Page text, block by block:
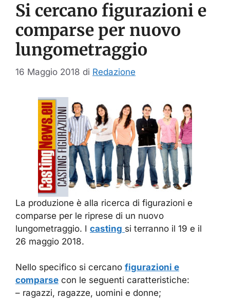
Si cercano figurazioni e
comparse per nuovo
lungometraggio
16 Maggio 2018 di Redazione
La produzione è alla ricerca di figurazioni e
comparse per le riprese di un nuovo
lungometraggio. I casting si terranno il 19 e il
26 maggio 2018.
Nello specifico si cercano figurazioni e
comparse con le seguenti caratteristiche:
– ragazzi, ragazze, uomini e donne;